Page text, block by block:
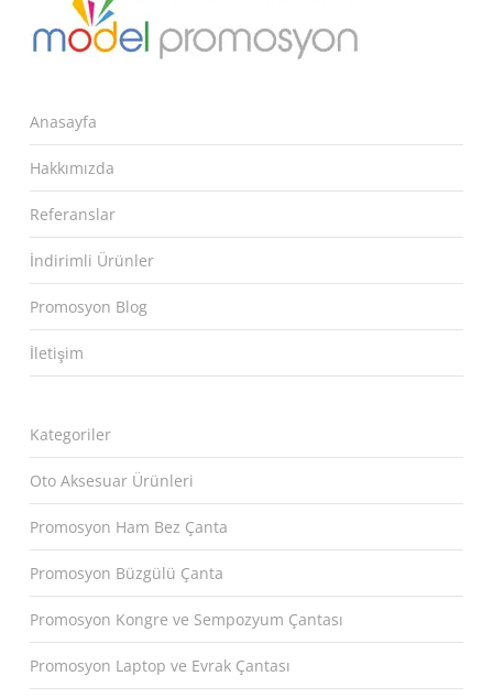
Anasayfa
Hakkımızda
Referanslar
İndirimli Ürünler
Promosyon Blog
İletişim
Kategoriler
Oto Aksesuar Ürünleri
Promosyon Ham Bez Çanta
Promosyon Büzgülü Çanta
Promosyon Kongre ve Sempozyum Çantası
Promosyon Laptop ve Evrak Çantası